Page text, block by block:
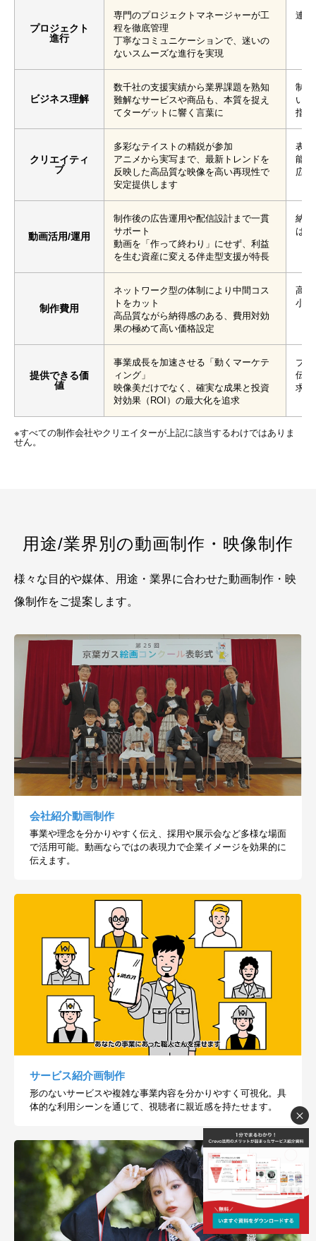
プロジェクト
進行
専門のプロジェクトマネージャーが工
程を徹底管理
丁寧なコミュニケーションで、迷いの
ないスムーズな進行を実現
連絡
ビジネス理解
数千社の支援実績から業界課題を熟知
難解なサービスや商品も、本質を捉え
てターゲットに響く言葉に
制作
い
指示
クリエイティ
ブ
多彩なテイストの精鋭が参加
アニメから実写まで、最新トレンドを
反映した高品質な映像を高い再現性で
安定提供します
表現
能性
広
動画活用/運用
制作後の広告運用や配信設計まで一貫
サポート
動画を「作って終わり」にせず、利益
を生む資産に変える伴走型支援が特長
納品
は
制作費用
ネットワーク型の体制により中間コス
トをカット
高品質ながら納得感のある、費用対効
果の極めて高い価格設定
高額
小回
提供できる価
値
事業成長を加速させる「動くマーケテ
ィング」
映像美だけでなく、確実な成果と投資
対効果（ROI）の最大化を追求
ブ
伝統
求は
※すべての制作会社やクリエイターが上記に該当するわけではありま
せん。
用途/業界別の動画制作・映像制作
様々な目的や媒体、用途・業界に合わせた動画制作・映
像制作をご提案します。
会社紹介動画制作
事業や理念を分かりやすく伝え、採用や展示会など多様な場面
で活用可能。動画ならではの表現力で企業イメージを効果的に
伝えます。
サービス紹介画制作
形のないサービスや複雑な事業内容を分かりやすく可視化。具
体的な利用シーンを通じて、視聴者に親近感を持たせます。